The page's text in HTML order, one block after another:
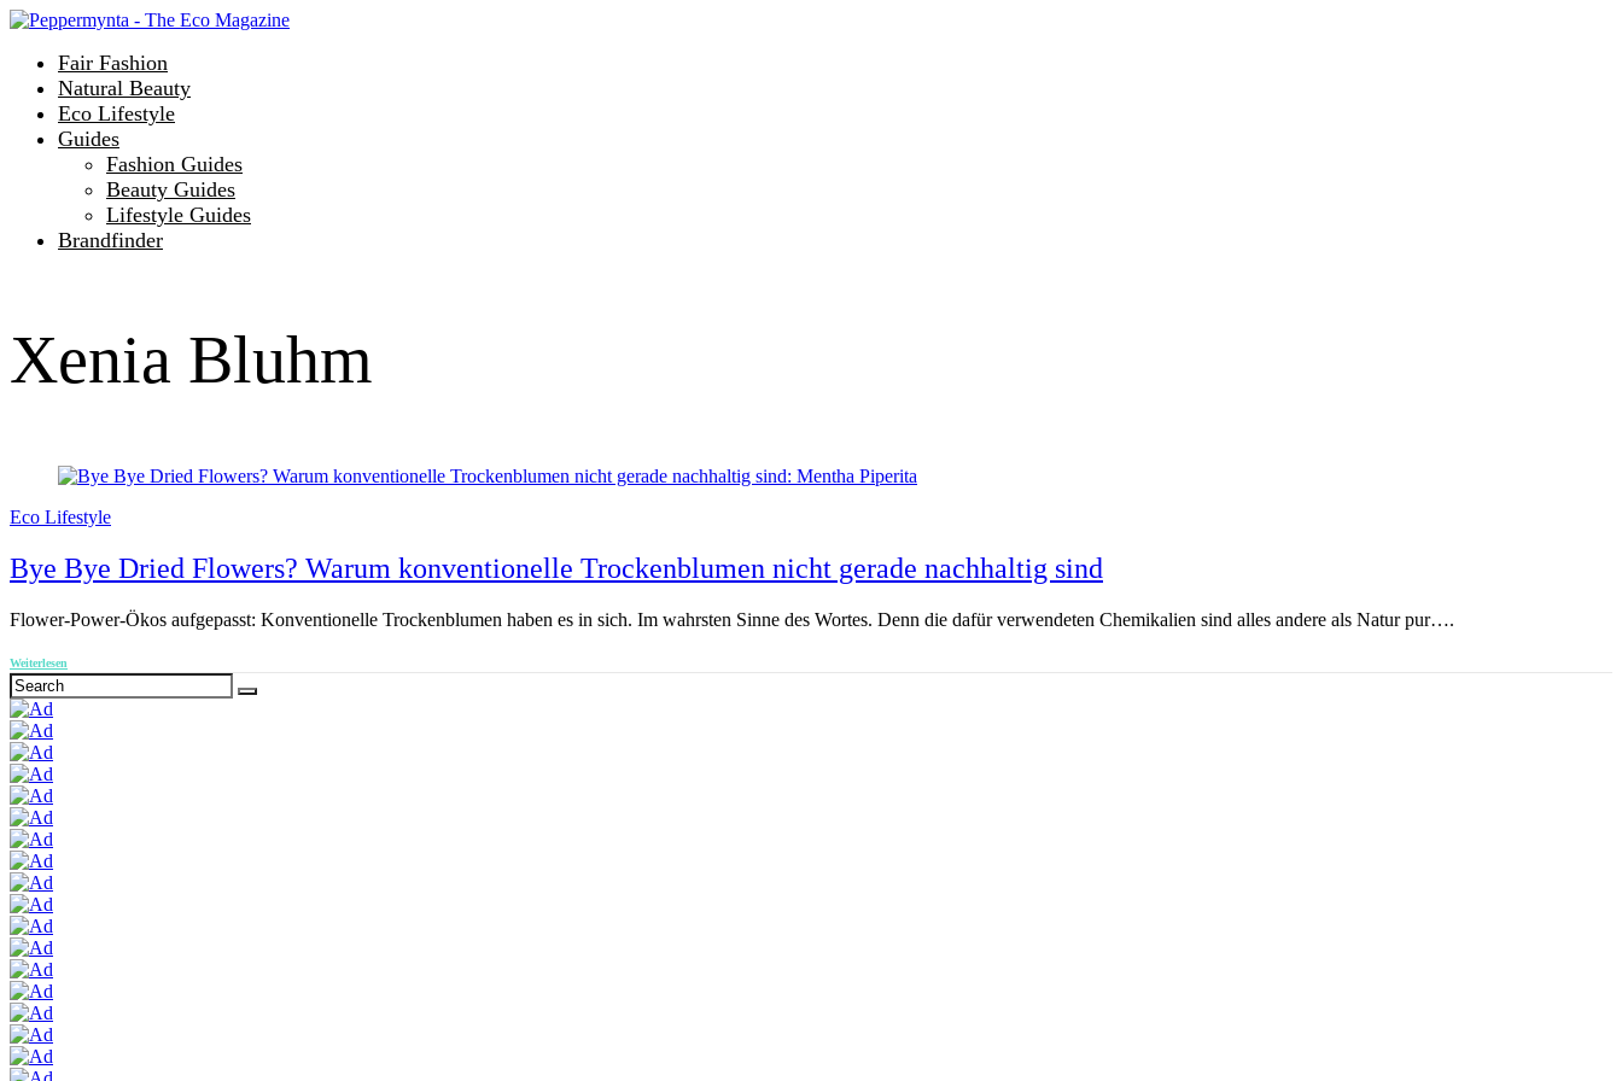
Fair Fashion
Natural Beauty
Eco Lifestyle
Guides
Fashion Guides
Beauty Guides
Lifestyle Guides
Brandfinder
Xenia Bluhm
Eco Lifestyle
Bye Bye Dried Flowers? Warum konventionelle Trockenblumen nicht gerade nachhaltig sind
Flower-Power-Ökos aufgepasst: Konventionelle Trockenblumen haben es in sich. Im wahrsten Sinne des Wortes. Denn die dafür verwendeten Chemikalien sind alles andere als Natur pur….
Weiterlesen